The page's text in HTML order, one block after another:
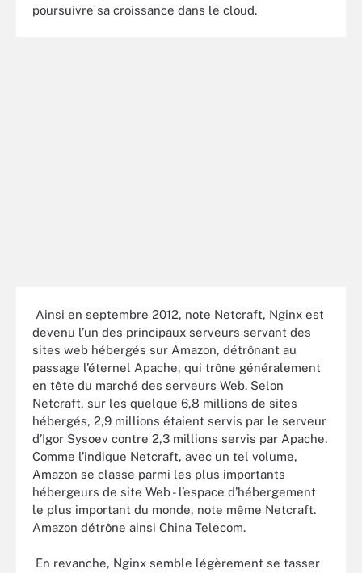
poursuivre sa croissance dans le cloud.
Ainsi en septembre 2012, note Netcraft, Nginx est
devenu l’un des principaux serveurs servant des
sites web hébergés sur Amazon, détrônant au
passage l’éternel Apache, qui trône généralement
en tête du marché des serveurs Web. Selon
Netcraft, sur les quelque 6,8 millions de sites
hébergés, 2,9 millions étaient servis par le serveur
d’Igor Sysoev contre 2,3 millions servis par Apache.
Comme l’indique Netcraft, avec un tel volume,
Amazon se classe parmi les plus importants
hébergeurs de site Web - l’espace d’hébergement
le plus important du monde, note même Netcraft.
Amazon détrône ainsi China Telecom.
En revanche, Nginx semble légèrement se tasser